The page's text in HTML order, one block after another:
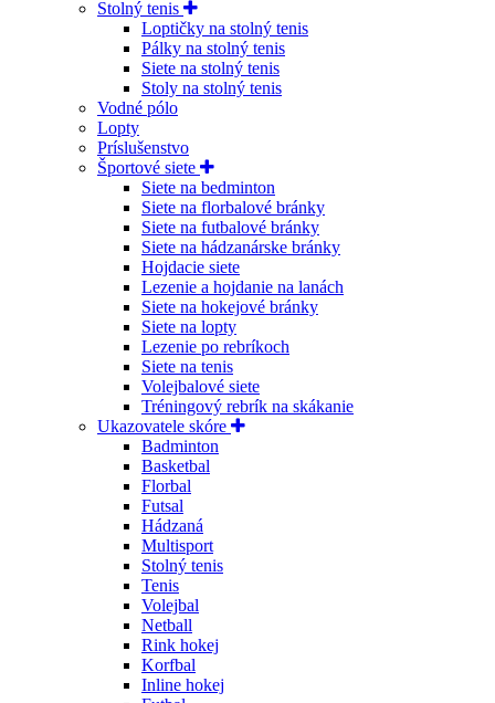
Stolný tenis
Loptičky na stolný tenis
Pálky na stolný tenis
Siete na stolný tenis
Stoly na stolný tenis
Vodné pólo
Lopty
Príslušenstvo
Športové siete
Siete na bedminton
Siete na florbalové bránky
Siete na futbalové bránky
Siete na hádzanárske bránky
Hojdacie siete
Lezenie a hojdanie na lanách
Siete na hokejové bránky
Siete na lopty
Lezenie po rebríkoch
Siete na tenis
Volejbalové siete
Tréningový rebrík na skákanie
Ukazovatele skóre
Badminton
Basketbal
Florbal
Futsal
Hádzaná
Multisport
Stolný tenis
Tenis
Volejbal
Netball
Rink hokej
Korfbal
Inline hokej